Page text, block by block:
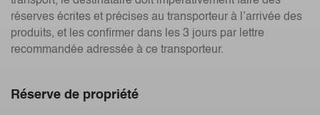
réserves écrites et précises au transporteur à l’arrivée des
produits, et les confirmer dans les 3 jours par lettre
recommandée adressée à ce transporteur.
Réserve de propriété